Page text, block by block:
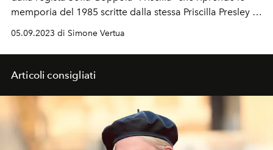
memporia del 1985 scritte dalla stessa Priscilla Presley e
05.09.2023 di Simone Vertua
Articoli consigliati